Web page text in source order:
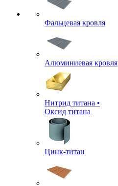
Фальцевая кровля
Алюминиевая кровля
Нитрид титана •
Оксид титана
Цинк-титан